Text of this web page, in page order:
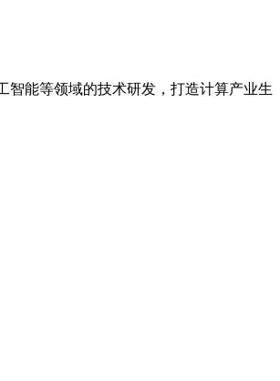
智能等领域的技术研发，打造计算产业生